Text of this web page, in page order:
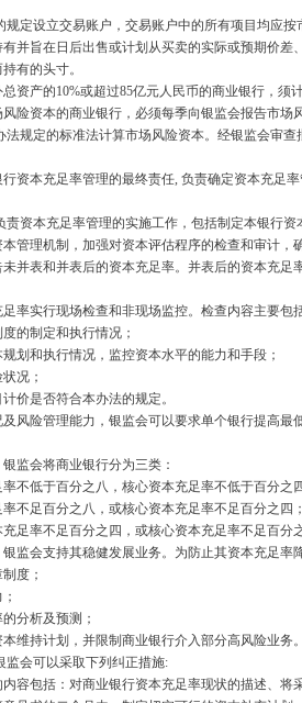
规定设立交易账户，交易账户中的所有项目均应
并旨在日后出售或计划从买卖的实际或预期价
持有的头寸。
资产的10%或超过85亿元人民币的商业银行，须
资本的商业银行，必须每季向银监会报告市场
定的标准法计算市场风险资本。经银监会审查批
本充足率管理的最终责任, 负责确定资本充足
资本充足率管理的实施工作，包括制定本银行
管理机制，加强对资本评估程序的检查和审计
表和并表后的资本充足率。并表后的资本充足
实行现场检查和非现场监控。检查内容主要包
的制定和执行情况；
划和执行情况，监控资本水平的能力和手段；
状况；
价是否符合本办法的规定。
险管理能力，银监会可以要求单个银行提高最
监会将商业银行分为三类：
不低于百分之八，核心资本充足率不低于百分之
不足百分之八，或核心资本充足率不足百分之四
率不足百分之四，或核心资本充足率不足百分
会支持其稳健发展业务。为防止其资本充足率
制度；
；
分析及预测；
维持计划，并限制商业银行介入部分高风险业务
会可以采取下列纠正措施:
包括：对商业银行资本充足率现状的描述、将